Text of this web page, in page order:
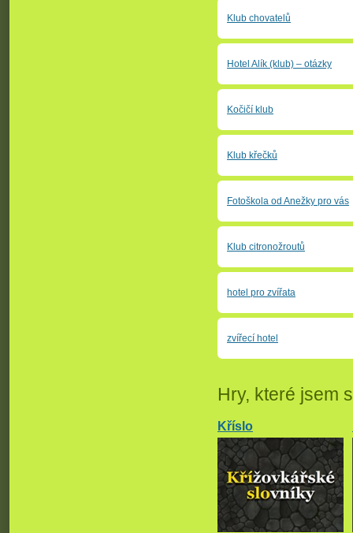
Klub chovatelů
Hotel Alík (klub) – otázky
Kočičí klub
Klub křečků
Fotoškola od Anežky pro vás
Klub citronožroutů
hotel pro zvířata
zvířecí hotel
Hry, které jsem
Kříslo